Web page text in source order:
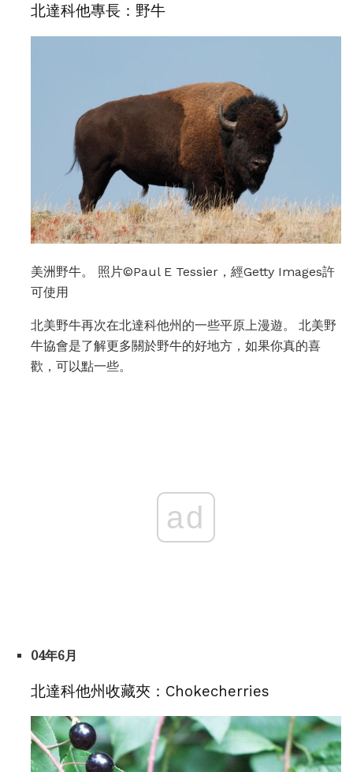
北達科他專長：野牛
美洲野牛。 照片©Paul E Tessier，經Getty Images許
可使用
北美野牛再次在北達科他州的一些平原上漫遊。 北美野
牛協會是了解更多關於野牛的好地方，如果你真的喜
歡，可以點一些。
ad
04年6月
北達科他州收藏夾：Chokecherries